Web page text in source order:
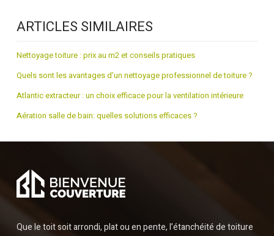
ARTICLES SIMILAIRES
Nettoyage toiture : prix au m2 et conseils pratiques
Quels sont les avantages d’un nettoyage professionnel de toiture ?
Atlantic extracteur : un choix efficace pour la ventilation intérieure
Aération salle de bain: quelles solutions efficaces ?
Que le toit soit arrondi, plat ou en pente, l’étanchéité de toiture